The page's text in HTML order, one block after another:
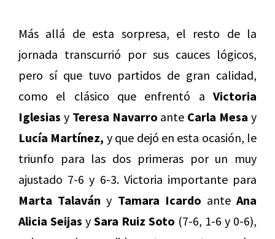
Más allá de esta sorpresa, el resto de la
jornada transcurrió por sus cauces lógicos,
pero sí que tuvo partidos de gran calidad,
como el clásico que enfrentó a Victoria
Iglesias y Teresa Navarro ante Carla Mesa y
Lucía Martínez, y que dejó en esta ocasión, le
triunfo para las dos primeras por un muy
ajustado 7-6 y 6-3. Victoria importante para
Marta Talaván y Tamara Icardo anteAna
Alicia Seijas y Sara Ruiz Soto (7-6, 1-6 y 0-6),